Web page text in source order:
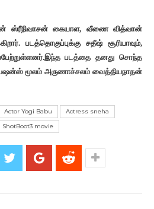
ஸ்ரீநிவாசன் கையாள, வீணை வித்வான்
படத்தொகுப்புக்கு சதீஷ் சூரியாவும்,
படத்தை தனது சொந்த
மூலம் அருணாச்சலம் வைத்தியநாதன்
Actor Yogi Babu
Actress sneha
ShotBoot3 movie